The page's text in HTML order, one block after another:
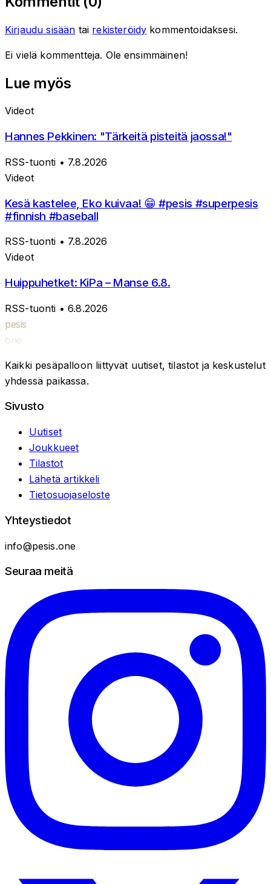
Kirjaudu sisään tai rekisteröidy kommentoidaksesi.
Ei vielä kommentteja. Ole ensimmäinen!
Lue myös
Videot
Hannes Pekkinen: "Tärkeitä pisteitä jaossa!"
RSS-tuonti • 7.8.2026
Videot
Kesä kastelee, Eko kuivaa! 😁 #pesis #superpesis
#finnish #baseball
RSS-tuonti • 7.8.2026
Videot
Huippuhetket: KiPa – Manse 6.8.
RSS-tuonti • 6.8.2026
pesis
one
Kaikki pesäpalloon liittyvät uutiset, tilastot ja keskustelut
yhdessä paikassa.
Sivusto
Uutiset
Joukkueet
Tilastot
Lähetä artikkeli
Tietosuojaseloste
Yhteystiedot
info@pesis.one
Seuraa meitä